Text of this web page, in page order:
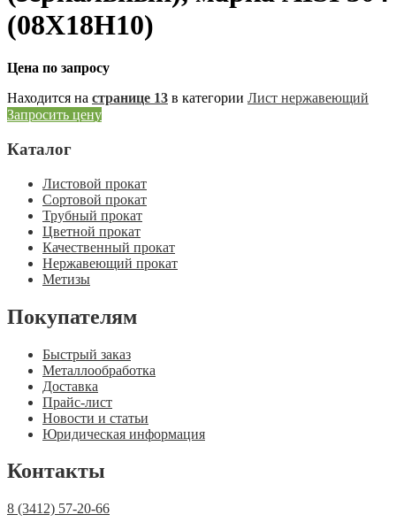
(08Х18Н10)
Цена по запросу
Находится на странице 13 в категории Лист нержавеющий
Запросить цену
Каталог
Листовой прокат
Сортовой прокат
Трубный прокат
Цветной прокат
Качественный прокат
Нержавеющий прокат
Метизы
Покупателям
Быстрый заказ
Металлообработка
Доставка
Прайс-лист
Новости и статьи
Юридическая информация
Контакты
8 (3412) 57-20-66